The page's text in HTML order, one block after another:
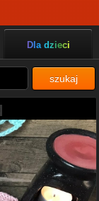
Dla dzieci
szukaj